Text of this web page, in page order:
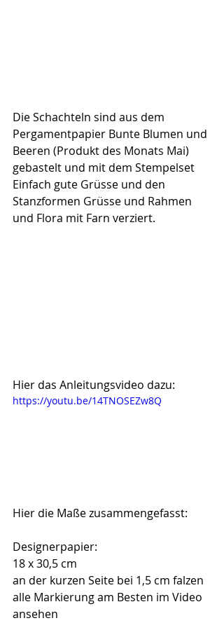
Die Schachteln sind aus dem
Pergamentpapier Bunte Blumen und
Beeren (Produkt des Monats Mai)
gebastelt und mit dem Stempelset
Einfach gute Grüsse und den
Stanzformen Grüsse und Rahmen
und Flora mit Farn verziert.
Hier das Anleitungsvideo dazu:
https://youtu.be/14TNOSEZw8Q
Hier die Maße zusammengefasst:
Designerpapier:
18 x 30,5 cm
an der kurzen Seite bei 1,5 cm falzen
alle Markierung am Besten im Video
ansehen